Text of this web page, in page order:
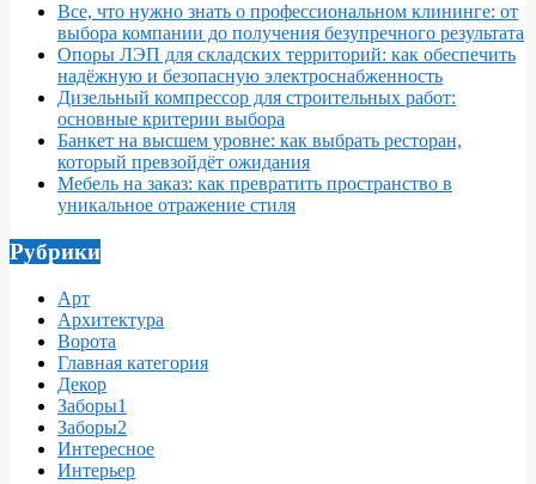
Все, что нужно знать о профессиональном клининге: от
выбора компании до получения безупречного результата
Опоры ЛЭП для складских территорий: как обеспечить
надёжную и безопасную электроснабженность
Дизельный компрессор для строительных работ:
основные критерии выбора
Банкет на высшем уровне: как выбрать ресторан,
который превзойдёт ожидания
Мебель на заказ: как превратить пространство в
уникальное отражение стиля
Рубрики
Арт
Архитектура
Ворота
Главная категория
Декор
Заборы1
Заборы2
Интересное
Интерьер